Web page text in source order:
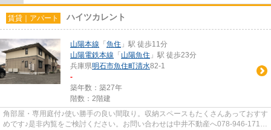
賃貸｜アパート ハイツカレント
山陽本線 「 魚住 」駅 徒歩11分
山陽電鉄本線 「 山陽魚住 」駅 徒歩23分
兵庫県明石市魚住町清水82-1
-
築年数：築27年
階数：2階建
角部屋・専用庭付♪使い勝手の良い間取り。収納スペースもたくさんあっておすす
めです♪是非内覧をご検討ください。お問い合わせは中井不動産へ078-946-1716